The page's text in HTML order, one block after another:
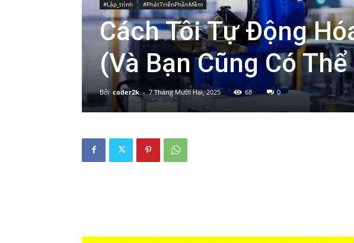
#Lập_trình #PhátTriểnPhầnMềm
Cách Tôi Tự Động
(Và Bạn Cũng Có
Bởi coder2k - 7 Tháng Mười Hai, 2025 68 0